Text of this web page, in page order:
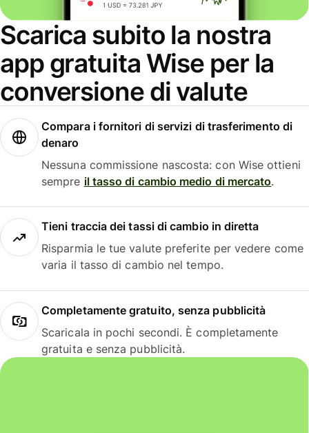
Scarica subito la nostra
app gratuita Wise per la
conversione di valute
Compara i fornitori di servizi di trasferimento di
denaro
Nessuna commissione nascosta: con Wise ottieni
sempre il tasso di cambio medio di mercato.
Tieni traccia dei tassi di cambio in diretta
Risparmia le tue valute preferite per vedere come
varia il tasso di cambio nel tempo.
Completamente gratuito, senza pubblicità
Scaricala in pochi secondi. È completamente
gratuita e senza pubblicità.